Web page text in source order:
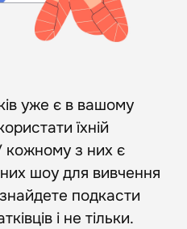
уже є в вашому
їхній
кожному з них є
шоу для вивчення
подкасти
і не тільки.